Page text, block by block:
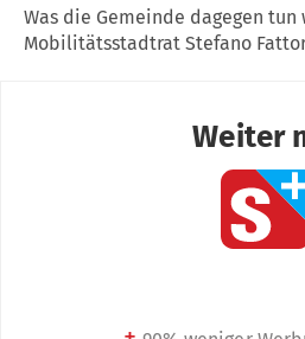
Was die Gemeinde dagegen tun
Mobilitätsstadtrat Stefano